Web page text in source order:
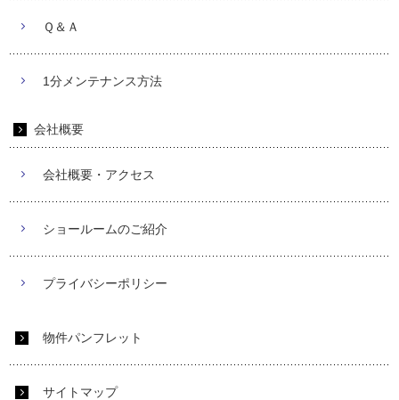
Ｑ＆Ａ
1分メンテナンス方法
会社概要
会社概要・アクセス
ショールームのご紹介
プライバシーポリシー
物件パンフレット
サイトマップ